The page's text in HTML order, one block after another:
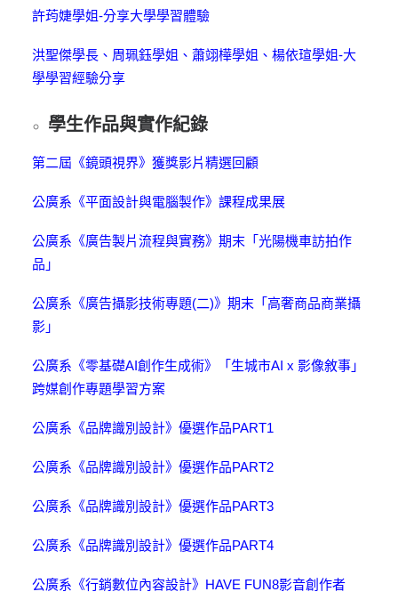
許荺婕學姐-分享大學學習體驗
洪聖傑學長、周珮鈺學姐、蕭翊樺學姐、楊依瑄學姐-大
學學習經驗分享
學生作品與實作紀錄
第二屆《鏡頭視界》獲獎影片精選回顧
公廣系《平面設計與電腦製作》課程成果展
公廣系《廣告製片流程與實務》期末「光陽機車訪拍作
品」
公廣系《廣告攝影技術專題(二)》期末「高奢商品商業攝
影」
公廣系《零基礎AI創作生成術》「生城市AI x 影像敘事」
跨媒創作專題學習方案
公廣系《品牌識別設計》優選作品PART1
公廣系《品牌識別設計》優選作品PART2
公廣系《品牌識別設計》優選作品PART3
公廣系《品牌識別設計》優選作品PART4
公廣系《行銷數位內容設計》HAVE FUN8影音創作者